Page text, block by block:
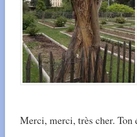
Merci, merci, très cher. Ton